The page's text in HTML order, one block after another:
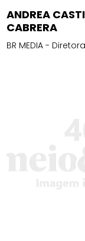
ANDREA
CABRERA
BR MEDIA -